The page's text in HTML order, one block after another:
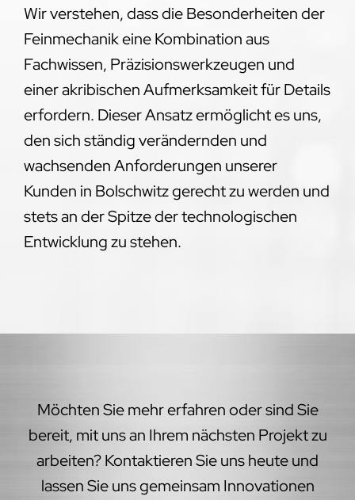
Wir verstehen, dass die Besonderheiten der
Feinmechanik eine Kombination aus
Fachwissen, Präzisionswerkzeugen und
einer akribischen Aufmerksamkeit für Details
erfordern. Dieser Ansatz ermöglicht es uns,
den sich ständig verändernden und
wachsenden Anforderungen unserer
Kunden in Bolschwitz gerecht zu werden und
stets an der Spitze der technologischen
Entwicklung zu stehen.
Möchten Sie mehr erfahren oder sind Sie
bereit, mit uns an Ihrem nächsten Projekt zu
arbeiten? Kontaktieren Sie uns heute und
lassen Sie uns gemeinsam Innovationen